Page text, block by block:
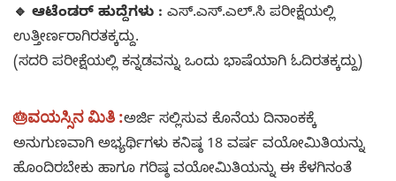
🔹 ಆಟೆಂಡ‌ರ್ ಹುದ್ದೆಗಳು : ಎಸ್.ಎಸ್.ಎಲ್.ಸಿ ಪರೀಕ್ಷೆಯಲ್ಲಿ
ಉತ್ತೀರ್ಣರಾಗಿರತಕ್ಕದ್ದು.
(ಸದರಿ ಪರೀಕ್ಷೆಯಲ್ಲಿ ಕನ್ನಡವನ್ನು ಒಂದು ಭಾಷೆಯಾಗಿ ಓದಿರತಕ್ಕದ್ದು)
🎂ವಯಸ್ಸಿನ ಮಿತಿ :ಅರ್ಜಿ ಸಲ್ಲಿಸುವ ಕೊನೆಯ ದಿನಾಂಕಕ್ಕೆ
ಅನುಗುಣವಾಗಿ ಅಭ್ಯರ್ಥಿಗಳು ಕನಿಷ್ಠ 18 ವರ್ಷ ವಯೋಮಿತಿಯನ್ನು
ಹೊಂದಿರಬೇಕು ಹಾಗೂ ಗರಿಷ್ಠ ವಯೋಮಿತಿಯನ್ನು ಈ ಕೆಳಗಿನಂತೆ